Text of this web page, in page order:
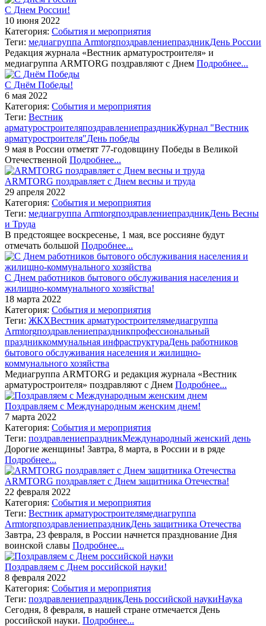
С Днем России!
10 июня 2022
Категория: События и мероприятия
Теги: медиагруппа ArmtorgпоздравлениепраздникДень России
Редакция журнала «Вестник арматуростроителя» и
медиагруппа ARMTORG поздравляют с Днем Подробнее...
С Днём Победы!
6 мая 2022
Категория: События и мероприятия
Теги: Вестник
арматуростроителяпоздравлениепраздникЖурнал "Вестник
арматуростроителя"День победы
9 мая в России отметят 77-годовщину Победы в Великой
Отечественной Подробнее...
ARMTORG поздравляет с Днем весны и труда
29 апреля 2022
Категория: События и мероприятия
Теги: медиагруппа ArmtorgпоздравлениепраздникДень Весны
и Труда
В предстоящее воскресенье, 1 мая, все россияне будут
отмечать большой Подробнее...
С Днем работников бытового обслуживания населения и
жилищно-коммунального хозяйства!
18 марта 2022
Категория: События и мероприятия
Теги: ЖКХВестник арматуростроителямедиагруппа
Armtorgпоздравлениепраздникпрофессиональный
праздниккоммунальная инфраструктураДень работников
бытового обслуживания населения и жилищно-
коммунального хозяйства
Медиагруппа ARMTORG и редакция журнала «Вестник
арматуростроителя» поздравляют с Днем Подробнее...
Поздравляем с Международным женским днем!
7 марта 2022
Категория: События и мероприятия
Теги: поздравлениепраздникМеждународный женский день
Дорогие женщины! Завтра, 8 марта, в России и в ряде
Подробнее...
ARMTORG поздравляет с Днем защитника Отечества!
22 февраля 2022
Категория: События и мероприятия
Теги: Вестник арматуростроителямедиагруппа
ArmtorgпоздравлениепраздникДень защитника Отечества
Завтра, 23 февраля, в России начнется празднование Дня
воинской славы Подробнее...
Поздравляем с Днем российской науки!
8 февраля 2022
Категория: События и мероприятия
Теги: поздравлениепраздникДень российской наукиНаука
Сегодня, 8 февраля, в нашей стране отмечается День
российской науки. Подробнее...